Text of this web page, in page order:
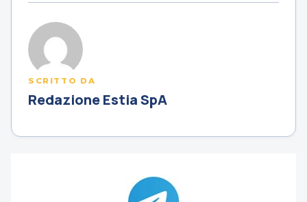
SCRITTO DA
Redazione Estia SpA